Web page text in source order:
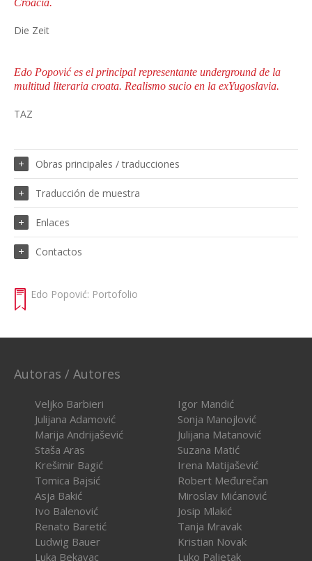
Croacia.
Die Zeit
Edo Popović es el principal representante underground de la
multitud literaria croata. Realismo sucio en la exYugoslavia.
TAZ
Obras principales / traducciones
Traducción de muestra
Enlaces
Contactos
Edo Popović: Portofolio
Autoras / Autores
Veljko Barbieri
Julijana Adamović
Marija Andrijašević
Staša Aras
Krešimir Bagić
Tomica Bajsić
Asja Bakić
Ivo Balenović
Renato Baretić
Ludwig Bauer
Luka Bekavac
Igor Mandić
Sonja Manojlović
Julijana Matanović
Suzana Matić
Irena Matijašević
Robert Međurečan
Miroslav Mićanović
Josip Mlakić
Tanja Mravak
Kristian Novak
Luko Paljetak